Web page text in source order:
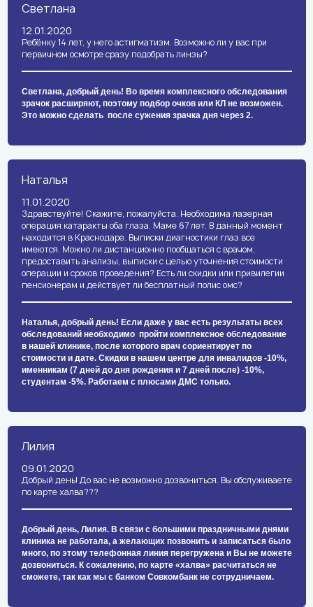
Светлана
12.01.2020
Ребёнку 14 лет, у него астигматизм. Возможно ли у вас при
первичном осмотре сразу подобрать линзы?
Светлана, добрый день! Во время комплексного обследования
зрачок расширяют, поэтому подбор очков или КЛ не возможен.
Это можно сделать после сужения зрачка дня через 2.
Наталья
11.01.2020
Здравствуйте! Скажите, пожалуйста. Необходима лазерная
операция катаракты оба глаза. Маме 67 лет. В данный момент
находится в Краснодаре. Выписки диагностики глаз все
имеются. Можно ли дистанционно пообщаться с врачом,
предоставить анализы, выписки с целью уточнения стоимости
операции и сроков проведения? Есть ли скидки или привилегии
пенсионерам и действует ли бесплатный полис омс?
Наталья, добрый день! Если даже у вас есть результаты всех
обследований необходимо пройти комплексное обследование
в нашей клинике, после которого врач сориентирует по
стоимости и дате. Скидки в нашем центре для инвалидов -10%,
именникам (7 дней до дня рождения и 7 дней после) -10%,
студентам -5%. Работаем с плюсами ДМС только.
Лилия
09.01.2020
Добрый день! До вас не возможно дозвониться. Вы обслуживаете
по карте халва???
Добрый день, Лилия. В связи с большими праздничными днями
клиника не работала, а желающих позвонить и записаться было
много, по этому телефонная линия перегружена и Вы не можете
дозвониться. К сожалению, по карте «халва» расчитаться не
сможете, так как мы с банком Совкомбанк не сотрудничаем.